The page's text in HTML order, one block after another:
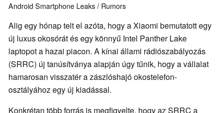
AndroidSmartphone Leaks / Rumors
Alig egy hónap telt el azóta, hogy a Xiaomi bemutatott egy
új luxus okosórát és egy könnyű Intel Panther Lake
laptopot a hazai piacon. A kínai állami rádiószabályozás
(SRRC) új tanúsítványa alapján úgy tűnik, hogy a vállalat
hamarosan visszatér a zászlóshajó okostelefon-
osztályához egy új kiadással.
Konkrétan több forrás is megfigyelte, hogy az SRRC a